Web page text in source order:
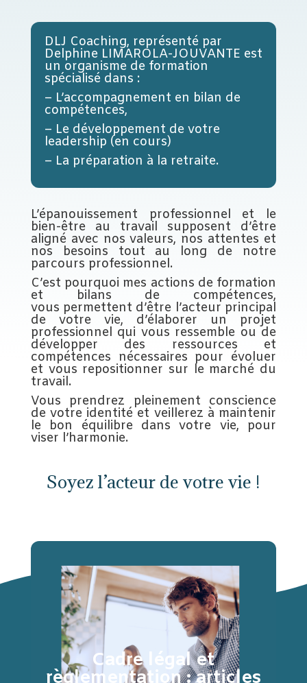
DLJ Coaching, représenté par
Delphine LIMAROLA-JOUVANTE est
un organisme de formation
spécialisé dans :
– L’accompagnement en bilan de
compétences,
– Le développement de votre
leadership (en cours)
– La préparation à la retraite.
L’épanouissement professionnel et le
bien-être au travail supposent d’être
aligné avec nos valeurs, nos attentes et
nos besoins tout au long de notre
parcours professionnel.
C’est pourquoi mes actions de formation
et bilans de compétences,
vous permettent d’être l’acteur principal
de votre vie, d’élaborer un projet
professionnel qui vous ressemble ou de
développer des ressources et
compétences nécessaires pour évoluer
et vous repositionner sur le marché du
travail.
Vous prendrez pleinement conscience
de votre identité et veillerez à maintenir
le bon équilibre dans votre vie, pour
viser l’harmonie.
Soyez l’acteur de votre vie !
Cadre légal et